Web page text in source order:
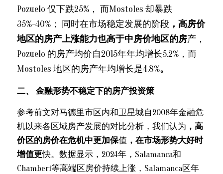
Pozuelo 仅下跌25%， 而Mostoles 却暴跌
35%-40%； 同时在市场稳定发展的阶段 ，高房价
地区的房产上涨能力也高于中房价地区的房产，
Pozuelo 的房产均价自2015年年均增长5.2%，而
Mostoles 地区的房产年均增长是4.8%。
二、 金融形势不稳定下的房产投资策
参考前文对马德里市区内和卫星城自2008年金融危
机以来各区域房产发展的对比分析，我们认为 ，高
价区的房价在危机中更加保值 ，在市场形势大好时
增值更快。数据显示，2024年，Salamanca和
Chamberí等高端区房价持续上涨，Salamanca区年